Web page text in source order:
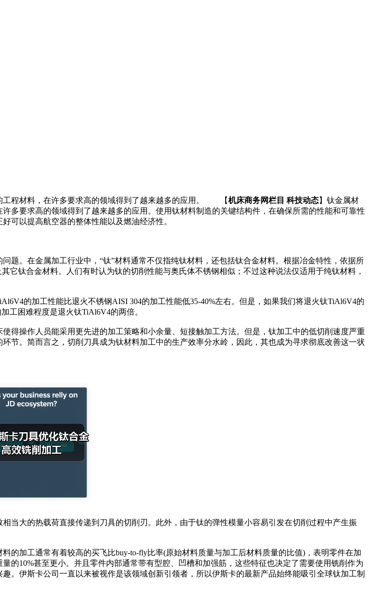
工程材料，在许多要求高的领域得到了越来越多的应用。 【机床商务网栏目 科技动态】钛金属材
多要求高的领域得到了越来越多的应用。使用钛材料制造的关键结构件，在确保所需的性能和可靠性
可以提高航空器的整体性能以及燃油经济性。
。在金属加工行业中，“钛”材料通常不仅指纯钛材料，还包括钛合金材料。根据冶金特性，依据所
它钛合金材料。人们有时认为钛的切削性能与奥氏体不锈钢相似；不过这种说法仅适用于纯钛材料，
的加工性能比退火不锈钢AISI 304的加工性能低35-40%左右。但是，如果我们将退火钛TiAl6V4的
工困难程度是退火钛TiAl6V4的两倍。
操作人员能采用更先进的加工策略和小余量、短接触加工方法。但是，钛加工中的低切削速度严重
节。简而言之，切削刀具成为钛材料加工中的生产效率分水岭，因此，其也成为寻求彻底改善这一状
大的热载荷直接传递到刀具的切削刃。此外，由于钛的弹性模量小容易引发在切削过程中产生振
加工通常有着较高的买飞比buy-to-fly比率(原始材料质量与加工后材料质量的比值)，表明零件在加
的10%甚至更小。并且零件内部通常带有型腔、凹槽和加强筋，这些特征也决定了需要使用铣削作为
。伊斯卡公司一直以来被视作是该领域创新引领者，所以伊斯卡的最新产品始终能吸引全球钛加工制